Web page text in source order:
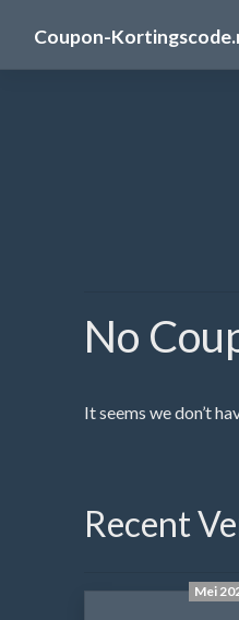
Coupon-
No
It seems we don’t
Recent
Mei